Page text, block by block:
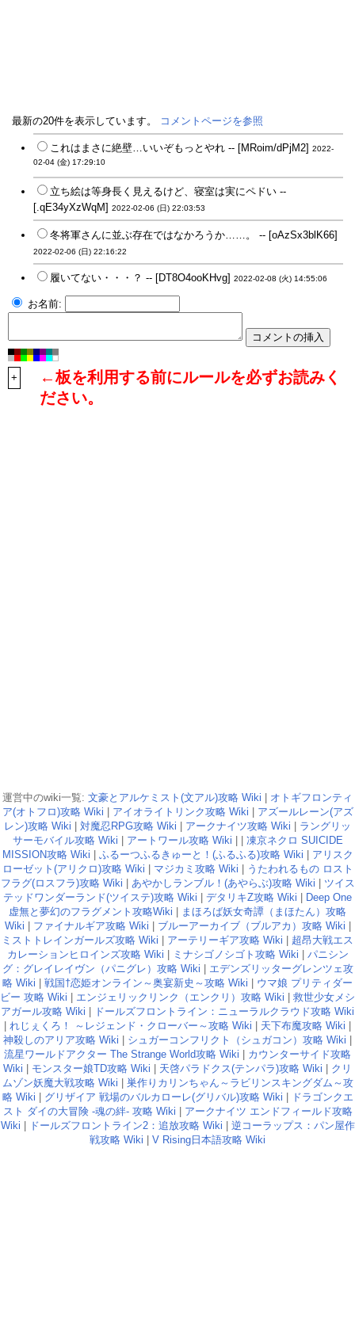
最新の20件を表示しています。 コメントページを参照
これはまさに絶壁…いいぞもっとやれ -- [MRoim/dPjM2] 2022-
02-04 (金) 17:29:10
立ち絵は等身長く見えるけど、寝室は実にペドい --
[.qE34yXzWqM] 2022-02-06 (日) 22:03:53
冬将軍さんに並ぶ存在ではなかろうか……。 -- [oAzSx3blK66]
2022-02-06 (日) 22:16:22
履いてない・・・？ -- [DT8O4ooKHvg] 2022-02-08 (火) 14:55:06
お名前:
+
←板を利用する前にルールを必ずお読みく
ださい。
運営中のwiki一覧: 文豪とアルケミスト(文アル)攻略 Wiki | オトギフロンティ
ア(オトフロ)攻略 Wiki | アイオライトリンク攻略 Wiki | アズールレーン(アズ
レン)攻略 Wiki | 対魔忍RPG攻略 Wiki | アークナイツ攻略 Wiki | ラングリッ
サーモバイル攻略 Wiki | アートワール攻略 Wiki | | 凍京ネクロ SUICIDE
MISSION攻略 Wiki | ふるーつふるきゅーと！(ふるふる)攻略 Wiki | アリスク
ローゼット(アリクロ)攻略 Wiki | マジカミ攻略 Wiki | うたわれるもの ロスト
フラグ(ロスフラ)攻略 Wiki | あやかしランブル！(あやらぶ)攻略 Wiki | ツイス
テッドワンダーランド(ツイステ)攻略 Wiki | デタリキZ攻略 Wiki | Deep One
虚無と夢幻のフラグメント攻略Wiki | まほろば妖女奇譚（まほたん）攻略
Wiki | ファイナルギア攻略 Wiki | ブルーアーカイブ（ブルアカ）攻略 Wiki |
ミストトレインガールズ攻略 Wiki | アーテリーギア攻略 Wiki | 超昂大戦エス
カレーションヒロインズ攻略 Wiki | ミナシゴノシゴト攻略 Wiki | パニシン
グ：グレイレイヴン（パニグレ）攻略 Wiki | エデンズリッターグレンツェ攻
略 Wiki | 戦国†恋姫オンライン～奥宴新史～攻略 Wiki | ウマ娘 プリティダー
ビー 攻略 Wiki | エンジェリックリンク（エンクリ）攻略 Wiki | 救世少女メシ
アガール攻略 Wiki | ドールズフロントライン：ニューラルクラウド攻略 Wiki
| れじぇくろ！ ～レジェンド・クローバー～攻略 Wiki | 天下布魔攻略 Wiki |
神殺しのアリア攻略 Wiki | シュガーコンフリクト（シュガコン）攻略 Wiki |
流星ワールドアクター The Strange World攻略 Wiki | カウンターサイド攻略
Wiki | モンスター娘TD攻略 Wiki | 天啓パラドクス(テンパラ)攻略 Wiki | クリ
ムゾン妖魔大戦攻略 Wiki | 巣作りカリンちゃん～ラビリンスキングダム～攻
略 Wiki | グリザイア 戦場のバルカローレ(グリバル)攻略 Wiki | ドラゴンクエ
スト ダイの大冒険 -魂の絆- 攻略 Wiki | アークナイツ エンドフィールド攻略
Wiki | ドールズフロントライン2：追放攻略 Wiki | 逆コーラップス：パン屋作
戦攻略 Wiki | V Rising日本語攻略 Wiki